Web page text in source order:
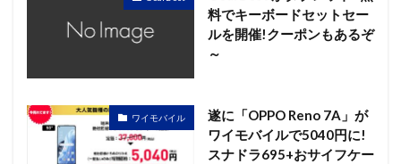
料でキーボードセットセー
ルを開催!クーポンもあるぞ
～
ワイモバイル
遂に「OPPO Reno 7A」が
ワイモバイルで5040円に!
スナドラ695+おサイフケー